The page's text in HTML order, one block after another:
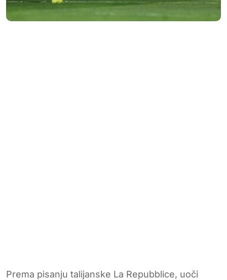
Prema pisanju talijanske La Repubblice, uoči